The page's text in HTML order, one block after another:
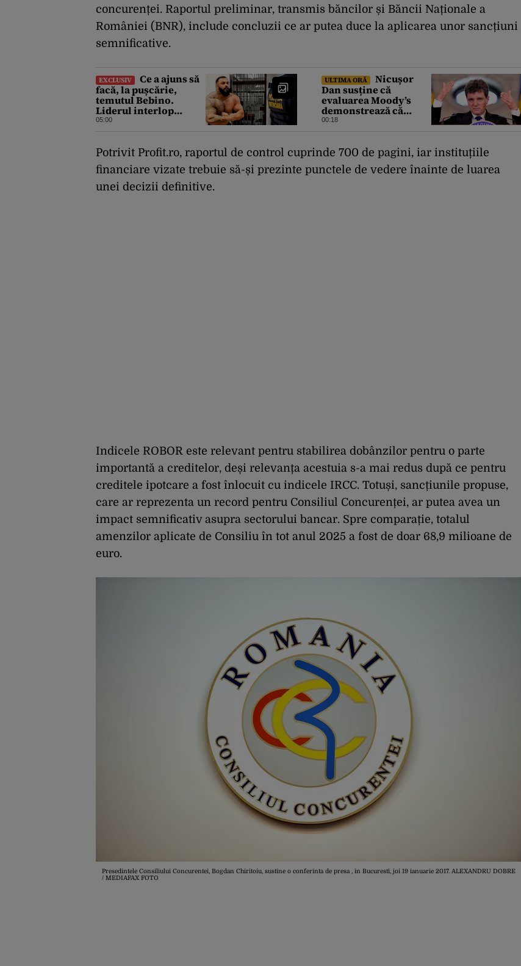
concurenței. Raportul preliminar, transmis băncilor și Băncii Naționale a
României (BNR), include concluzii ce ar putea duce la aplicarea unor sancțiuni
semnificative.
EXCLUSIV
Ce a ajuns să
facă, la pușcărie,
temutul Bebino.
Liderul interlop
bucureștean, trimis la
05:00
ULTIMA ORĂ
Nicușor
Dan susține că
evaluarea Moody’s
demonstrează că
România a făcut pașii
investitorilor: „Totuși,
perspectiva rămâne
rezervată”
00:18
Potrivit Profit.ro, raportul de control cuprinde 700 de pagini, iar instituțiile
financiare vizate trebuie să-și prezinte punctele de vedere înainte de luarea
unei decizii definitive.
Indicele ROBOR este relevant pentru stabilirea dobânzilor pentru o parte
importantă a creditelor, deși relevanța acestuia s-a mai redus după ce pentru
creditele ipotcare a fost înlocuit cu indicele IRCC. Totuși, sancțiunile propuse,
care ar reprezenta un record pentru Consiliul Concurenței, ar putea avea un
impact semnificativ asupra sectorului bancar. Spre comparație, totalul
amenzilor aplicate de Consiliu în tot anul 2025 a fost de doar 68,9 milioane de
euro.
Presedintele Consiliului Concurentei, Bogdan Chiritoiu, sustine o conferinta de presa , in Bucuresti, joi 19 ianuarie 2017. ALEXANDRU DOBRE
/ MEDIAFAX FOTO